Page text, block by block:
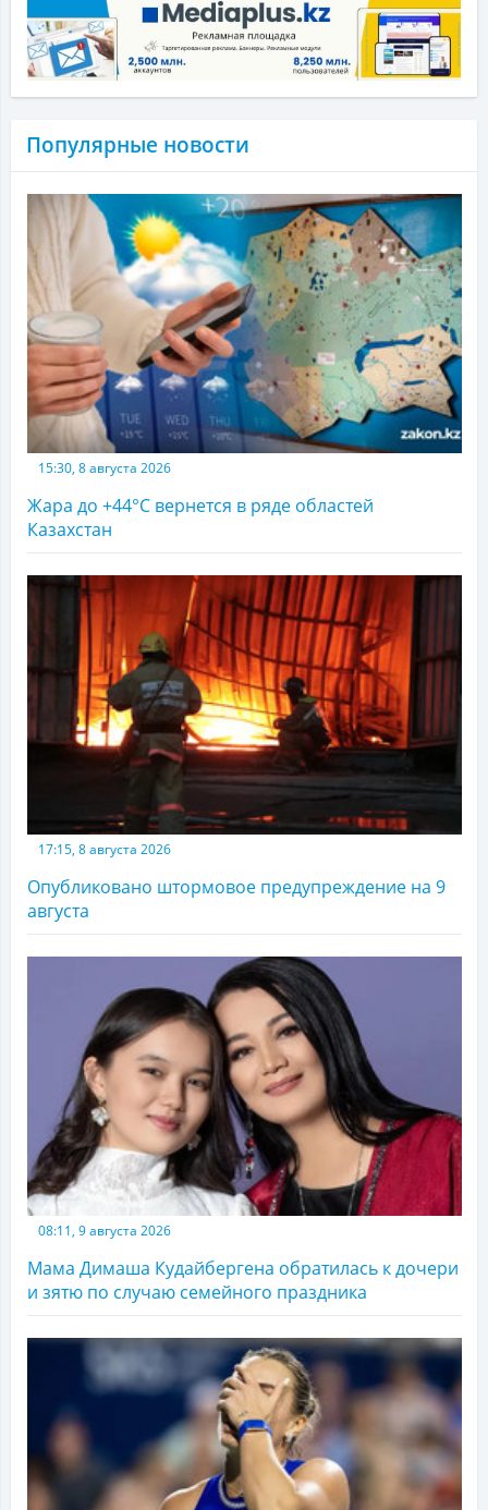
Популярные новости
15:30, 8 августа 2026
Жара до +44°С вернется в ряде областей
Казахстан
17:15, 8 августа 2026
Опубликовано штормовое предупреждение на 9
августа
08:11, 9 августа 2026
Мама Димаша Кудайбергена обратилась к дочери
и зятю по случаю семейного праздника